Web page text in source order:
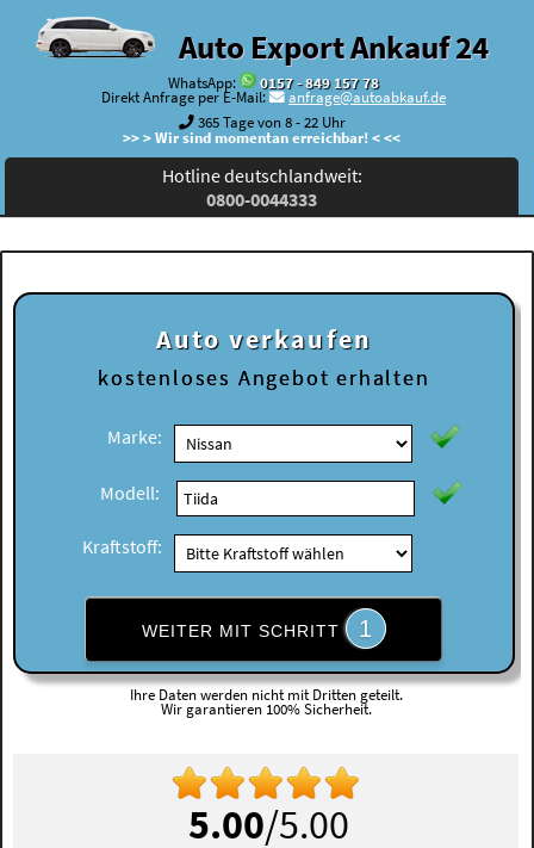
Auto Export Ankauf 24
WhatsApp:
0157 - 849 157 78
Direkt Anfrage per E-Mail:
anfrage@autoabkauf.de
365 Tage von 8 - 22 Uhr
>> > Wir sind momentan erreichbar! < <<
Hotline deutschlandweit:
0800-0044333
Auto verkaufen
kostenloses Angebot erhalten
Marke:
Modell:
Kraftstoff:
WEITER MIT SCHRITT 1
Ihre Daten werden nicht mit Dritten geteilt.
Wir garantieren 100% Sicherheit.
5.00/5.00